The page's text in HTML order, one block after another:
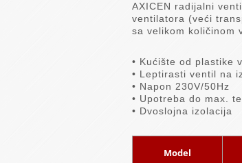
AXICEN radijalni
ventilatora (veći
sa velikom količinom
• Kućište od plastike
• Leptirasti ventil na
• Napon 230V/50Hz
• Upotreba do max.
• Dvoslojna izolacija
Model